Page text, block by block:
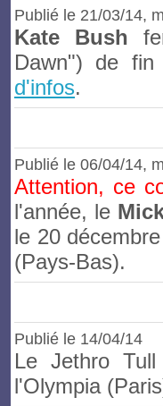
Publié le 21/03/14,
Kate Bush
Dawn") de
d'infos.
Publié le 06/04/14,
Attention, ce
l'année, le
le 20
(Pays-Bas).
Publié le 14/04/14
Le Jethro
l'Olympia